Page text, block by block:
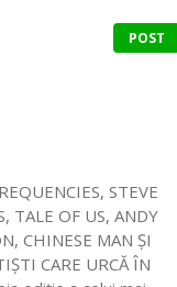
POST
STEVE
TALE OF US, ANDY
CHINESE MAN ȘI
CARE URCĂ ÎN